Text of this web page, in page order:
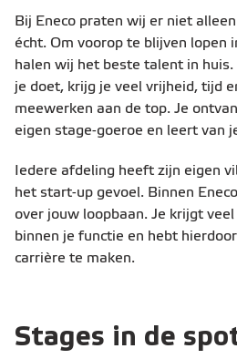
Bij Eneco praten wij er niet
écht. Om voorop te blijven lopen
halen wij het beste talent in
je doet, krijg je veel vrijheid, tijd
meewerken aan de top. Je
eigen stage-goeroe en leert van
Iedere afdeling heeft zijn eigen
het start-up gevoel. Binnen
over jouw loopbaan. Je krijgt
binnen je functie en hebt
carrière te maken.
Stages in de